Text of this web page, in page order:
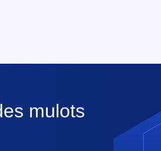
mulots